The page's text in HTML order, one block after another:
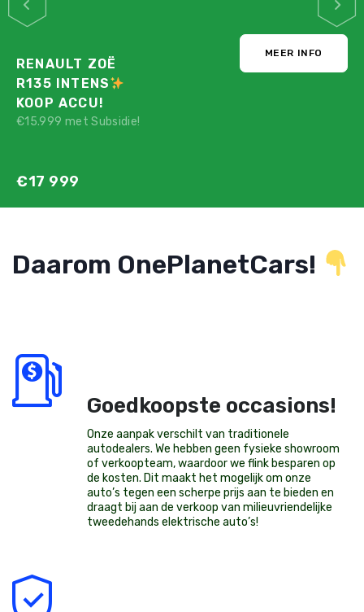
RENAULT ZOË
R135 INTENS
KOOP ACCU!
€15.999 met Subsidie!
€17 999
MEER INFO
Daarom OnePlanetCars!
Goedkoopste occasions!
Onze aanpak verschilt van traditionele
autodealers. We hebben geen fysieke showroom
of verkoopteam, waardoor we flink besparen op
de kosten. Dit maakt het mogelijk om onze
auto’s tegen een scherpe prijs aan te bieden en
draagt bij aan de verkoop van milieuvriendelijke
tweedehands elektrische auto’s!